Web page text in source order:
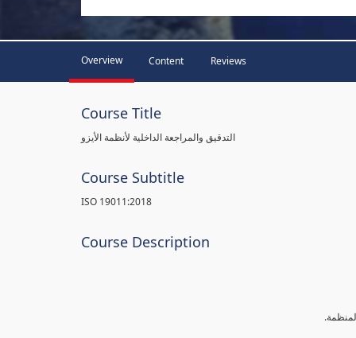
Overview Content Reviews
Course Title
التدقيق والمراجعة الداخلية لأنظمة الأيزو
Course Subtitle
ISO 19011:2018
Course Description